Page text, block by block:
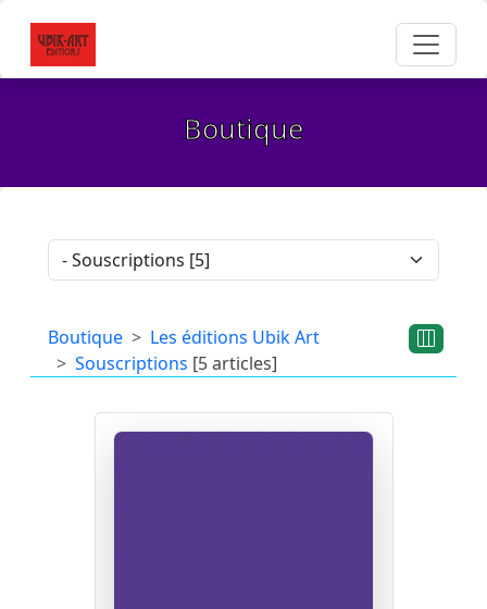
Boutique
Boutique
Les éditions Ubik Art
Souscriptions [5 articles]